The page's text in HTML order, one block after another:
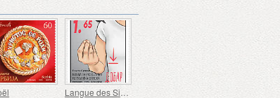
Langue des Signes - Bien